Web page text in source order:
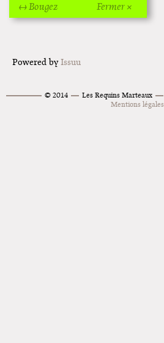
Powered byIssuu
© 2014 Les Requins Marteaux
Mentions légales
Fermer ×
↔ Bougez
Off Of Off d'Angoulême 2024
L'exposition de Fungirl à
Lancements de "Ras le bol" de